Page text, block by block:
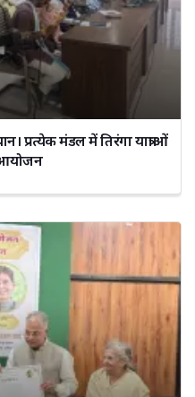
प्रत्येक मंडल में तिरंगा यात्राओं